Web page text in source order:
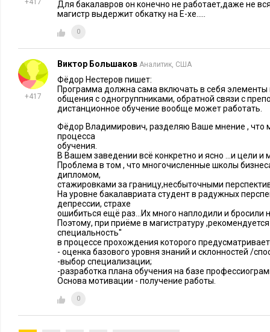
+417
Для бакалавров он конечно не работает,даже не
магистр выдержит обкатку на Е-хе.....
0
+417
Виктор Большаков Аналитик, США
Фёдор Нестеров пишет:
Программа должна сама включать в себя элементы
общения с одногруппниками, обратной связи с
дистанционное обучение вообще может работать.
Фёдор Владимирович, разделяю Ваше мнение , что
процесса
обучения.
В Вашем заведении всё конкретно и ясно ...и цели и
Проблема в том , что многочисленные школы
дипломом,
стажировками за границу,несбыточными
На уровне бакалавриата студент в радужных
депрессии, страхе
ошибиться ещё раз...Их много наплодили и бросили
Поэтому, при приёме в магистратуру
специальность''
в процессе прохождения которого
- оценка базового уровня знаний и склонностей /
-выбор специализации;
-разработка плана обучения на базе
Основа мотивации - получение работы.
0